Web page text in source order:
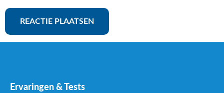
Ervaringen & Tests